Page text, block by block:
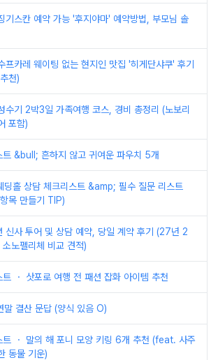
기스칸 예약 가능 '후지야마' 예약방법, 부모님 솔
프카레 웨이팅 없는 현지인 맛집 '히게단샤쿠' 후기
천)
수기 2박3일 가족여행 코스, 경비 총정리 (노보리
포함)
트 &bull; 흔하지 않고 귀여운 파우치 5개
딩홀 상담 체크리스트 &amp; 필수 질문 리스트
목 만들기 TIP)
신사 투어 및 상담 예약, 당일 계약 후기 (27년 2
노펠리체 비교 견적)
트 ・ 삿포로 여행 전 패션 잡화 아이템 추천
결산 문답 (양식 있음 O)
트 ・ 말의 해 포니 모양 키링 6개 추천 (feat. 사주
동물 기운)